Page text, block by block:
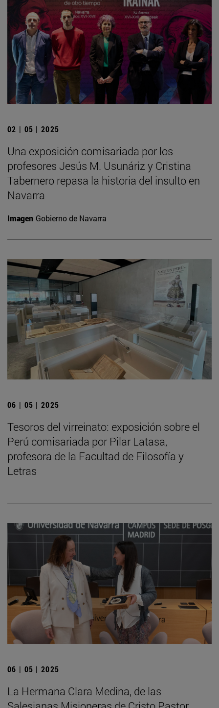
02 | 05 | 2025
Una exposición comisariada por los
profesores Jesús M. Usunáriz y Cristina
Tabernero repasa la historia del insulto en
Navarra
Imagen Gobierno de Navarra
06 | 05 | 2025
Tesoros del virreinato: exposición sobre el
Perú comisariada por Pilar Latasa,
profesora de la Facultad de Filosofía y
Letras
06 | 05 | 2025
La Hermana Clara Medina, de las